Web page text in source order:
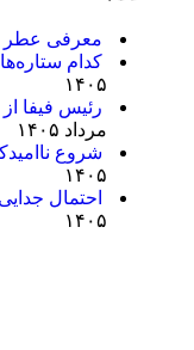
معرفی عطر
کدام
۱۴۰۵
رئیس فیفا
مرداد ۱۴۰۵
شروع
۱۴۰۵
احتمال
۱۴۰۵